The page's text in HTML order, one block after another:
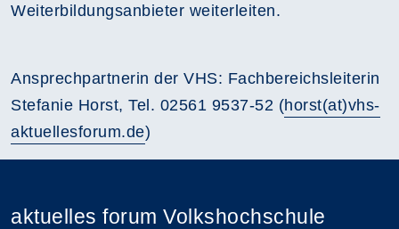
Weiterbildungsanbieter weiterleiten.
Ansprechpartnerin der VHS: Fachbereichsleiterin
Stefanie Horst, Tel. 02561 9537-52 (horst(at)vhs-
aktuellesforum.de)
aktuelles forum Volkshochschule